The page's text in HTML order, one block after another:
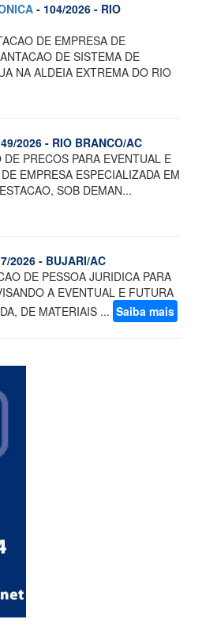
- 104/2026 - RIO
DE EMPRESA DE
DE SISTEMA DE
NA ALDEIA EXTREMA DO RIO
2026 - RIO BRANCO/AC
PRECOS PARA EVENTUAL E
EMPRESA ESPECIALIZADA EM
SOB DEMAN...
2026 - BUJARI/AC
DE PESSOA JURIDICA PARA
A EVENTUAL E FUTURA
DE MATERIAIS ... Saiba mais